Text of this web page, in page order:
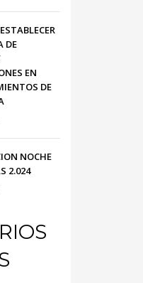
DE
EN
DE
NOCHE
2.024